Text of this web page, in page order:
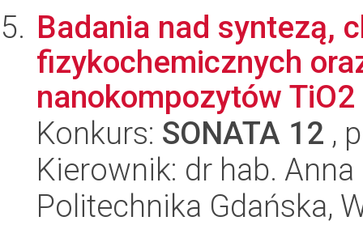
Badania nad syntezą,
fizykochemicznych
nanokompozytów
Konkurs: SONATA 12 ,
Kierownik: dr hab.
Politechnika Gdańska,